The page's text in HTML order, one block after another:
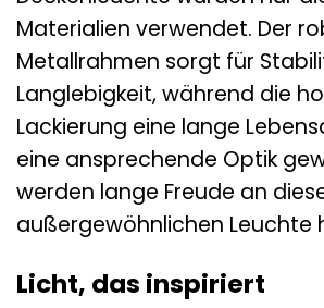
Materialien verwendet. Der
Metallrahmen sorgt für
Langlebigkeit, während die
Lackierung eine lange
eine ansprechende Optik
werden lange Freude an
außergewöhnlichen Leuchte
Licht, das inspiriert